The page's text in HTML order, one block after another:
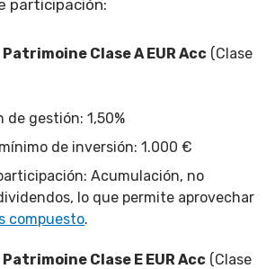
participación:
Clase A EUR Acc (Clase
de gestión: 1,50%
de inversión: 1.000 €
Acumulación, no
lo que permite aprovechar
compuesto.
Clase E EUR Acc (Clase